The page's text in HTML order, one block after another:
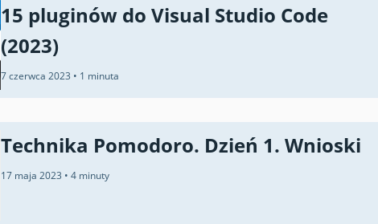
15 pluginów do Visual Studio Code
(2023)
7 czerwca 2023 • 1 minuta
Technika Pomodoro. Dzień 1. Wnioski
17 maja 2023 • 4 minuty